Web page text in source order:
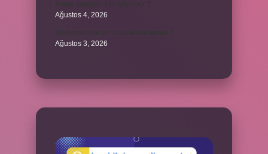
Ağustos 4, 2026
Ağustos 3, 2026